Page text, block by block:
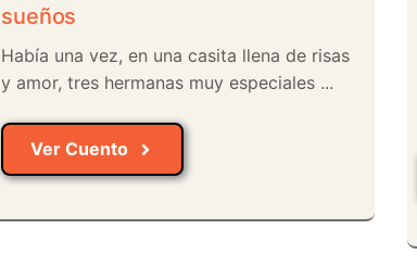
sueños
Había una vez, en una casita llena de risas
y amor, tres hermanas muy especiales ...
Ver Cuento